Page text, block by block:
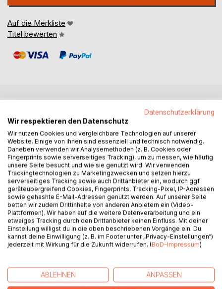
Auf die Merkliste
Titel bewerten
Sein Tod bedeutet Leben, denn er ist der dreizehnte Prinz.
Vor sechzehn Jahren lebte das Land Astagar in Wohlstand
und Frieden. Bis der verfluchte dreizehnte Prinz geboren
wurde. Er trägt die Schuld am Verschwinden seiner Brüder.
Seinetwegen - so die Legende - breitet sich die Fäule in
Astagar aus und das Land stirbt.
Der junge Caian ist fasziniert von diesen Geschichten.
Eines Tages wird er von fremden Reitern gejagt und
beinahe getötet. Nur mithilfe des Bogenschützen Sireth
gelingt ihm die Flucht. Und von Sireth erfährt er eine
AUTOR/IN
Datenschutzerklärung
Wir respektieren den Datenschutz
Wir nutzen Cookies und vergleichbare Technologien auf unserer
Website. Einige von ihnen sind essenziell und technisch notwendig.
Daneben verwenden wir Analysemethoden (z. B. Cookies oder
Fingerprints sowie serverseitiges Tracking), um zu messen, wie häufig
unsere Seite besucht und wie sie genutzt wird. Wir verwenden
Trackingtechnologien zu Marketingzwecken und setzen hierzu
serverseitiges Tracking sowie auch Drittanbieter ein, wodurch ggf.
geräteübergreifend Cookies, Fingerprints, Tracking-Pixel, IP-Adressen
sowie gehashte E-Mail-Adressen genutzt werden. Auf unserer Seite
betten wir zudem Drittinhalte von anderen Anbietern ein (Video-
Plattformen). Wir haben auf die weitere Datenverarbeitung und ein
etwaiges Tracking durch den Drittanbieter keinen Einfluss. Mit deiner
Einstellung willigst du in die oben beschriebenen Vorgänge ein. Du
kannst deine Einwilligung (z. B. im Footer unter „Privacy-Einstellungen“)
jederzeit mit Wirkung für die Zukunft widerrufen. (BoD-Impressum)
ABLEHNEN ANPASSEN